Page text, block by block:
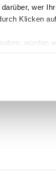
wer
Klicken
würden
darüber,
Partner für